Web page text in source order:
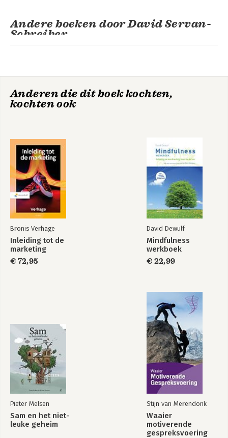
Andere boeken door David Servan-
Schreiber
Uw brein als
medicijn
Bekijk alle boeken
Anderen die dit boek kochten,
kochten ook
Bronis Verhage
Inleiding tot de
marketing
€ 72,95
David Dewulf
Mindfulness
werkboek
€ 22,99
Pieter Melsen
Sam en het niet-
leuke geheim
Stijn van Merendonk
Waaier
motiverende
gespreksvoering